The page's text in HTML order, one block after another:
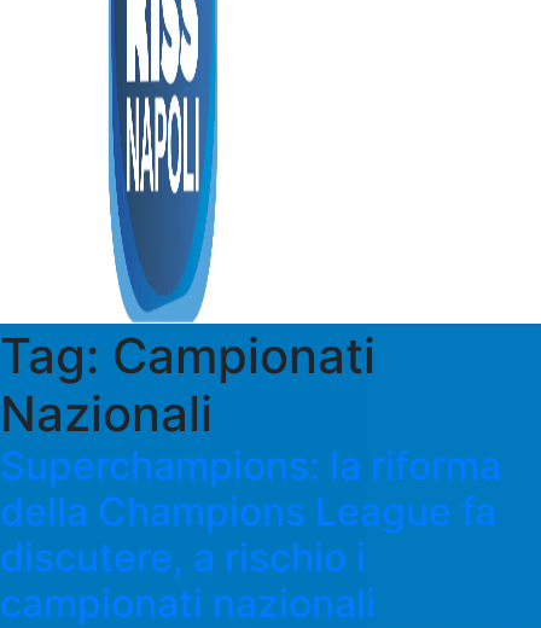
Tag: Campionati
Nazionali
Superchampions: la riforma
della Champions League fa
discutere, a rischio i
campionati nazionali